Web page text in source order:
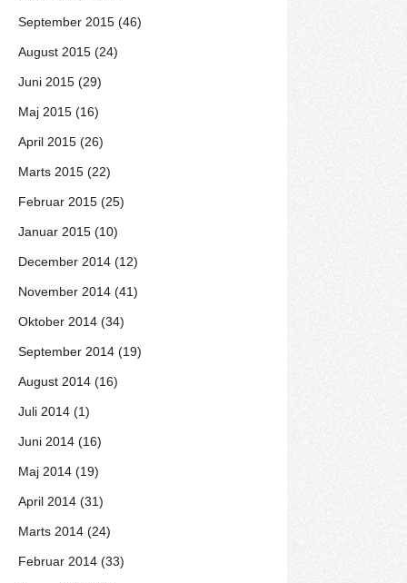
September 2015 (46)
August 2015 (24)
Juni 2015 (29)
Maj 2015 (16)
April 2015 (26)
Marts 2015 (22)
Februar 2015 (25)
Januar 2015 (10)
December 2014 (12)
November 2014 (41)
Oktober 2014 (34)
September 2014 (19)
August 2014 (16)
Juli 2014 (1)
Juni 2014 (16)
Maj 2014 (19)
April 2014 (31)
Marts 2014 (24)
Februar 2014 (33)